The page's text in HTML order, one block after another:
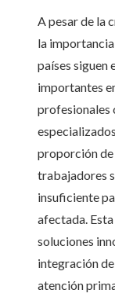
A pesar de la
la
países siguen
importantes
profesionales
proporción
trabajadores
insuficiente
afectada.
soluciones
integración
atención